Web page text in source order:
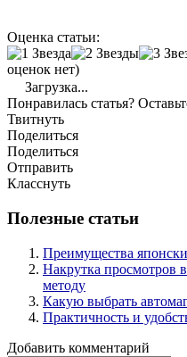
Оценка статьи:
оценок нет)
Загрузка...
Понравилась статья?
Твитнуть
Поделиться
Поделиться
Отправить
Класснуть
Полезные статьи
Преимущества
Накрутка просмотров
методу
Какую выбрать
Практичность и
Добавить комментарий